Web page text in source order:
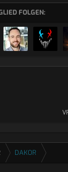
FOLGEN:
DAKOR